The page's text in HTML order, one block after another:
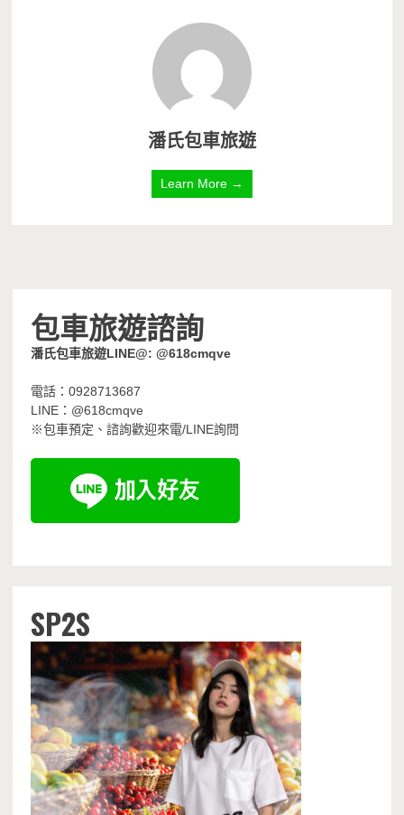
潘氏包車旅遊
Learn More →
包車旅遊諮詢
潘氏包車旅遊LINE@: @618cmqve
電話：0928713687
LINE：@618cmqve
※包車預定、諮詢歡迎來電/LINE詢問
SP2S